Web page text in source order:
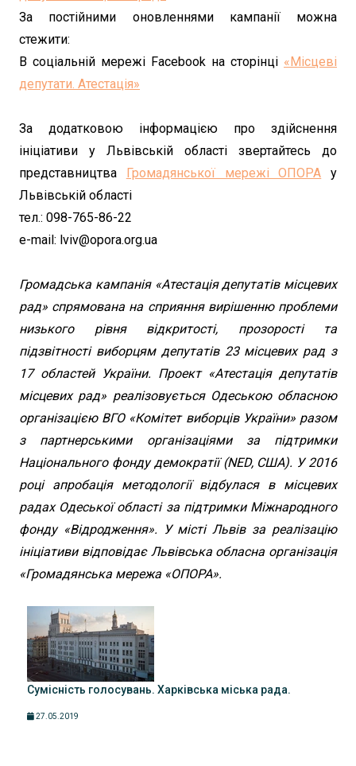
За постійними оновленнями кампанії можна
стежити:
В соціальній мережі Facebook на сторінці «Місцеві
депутати. Атестація»
За додатковою інформацією про здійснення
ініціативи у Львівській області звертайтесь до
представництва
Громадянської мережі ОПОРА у
Львівській області
тел.: 098-765-86-22
e-mail: lviv@opora.org.ua
Громадська кампанія «Атестація депутатів місцевих
рад» спрямована на сприяння вирішенню проблеми
низького рівня відкритості, прозорості та
підзвітності виборцям депутатів 23 місцевих рад з
17 областей України. Проект «Атестація депутатів
місцевих рад» реалізовується Одеською обласною
організацією ВГО «Комітет виборців України» разом
з партнерськими організаціями за підтримки
Національного фонду демократії (NED, США). У 2016
році апробація методології відбулася в місцевих
радах Одеської області за підтримки Міжнародного
фонду «Відродження». У місті Львів за реалізацію
ініціативи відповідає Львівська обласна організація
«Громадянська мережа «ОПОРА».
Сумісність голосувань. Харківська міська рада.
27.05.2019